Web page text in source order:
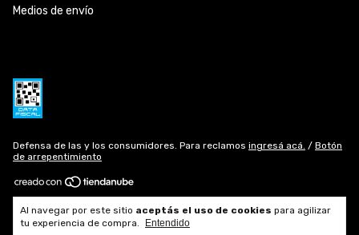
Al navegar por este sitio aceptás el uso de cookies para agilizar
tu experiencia de compra.
Entendido
Medios de envío
Defensa de las y los consumidores. Para reclamos ingresá acá. / Botón
de arrepentimiento
Copyright Fasano Joyeros - Fábrica de Alianzas en Rosario - 2026.
Todos los derechos reservados.